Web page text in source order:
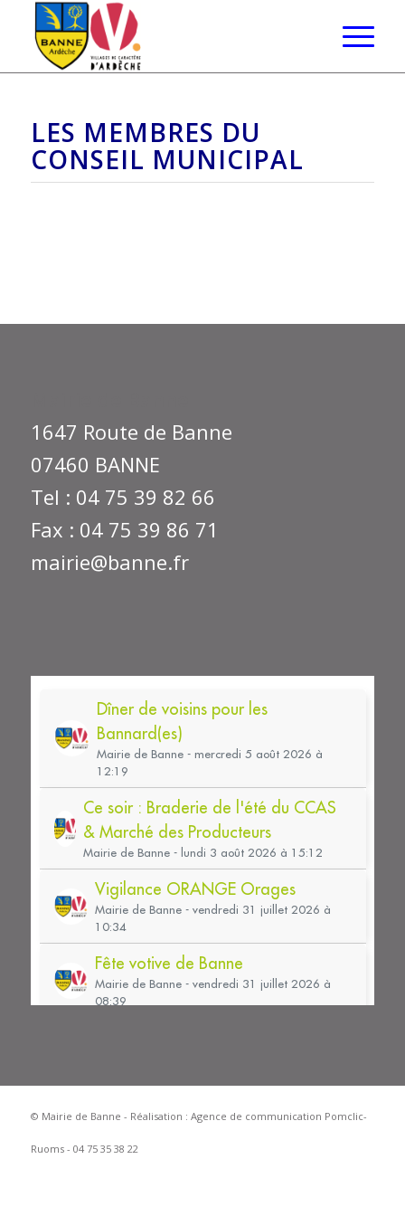
LES MEMBRES DU
CONSEIL MUNICIPAL
1647 Route de Banne
07460 BANNE
Tel : 04 75 39 82 66
Fax : 04 75 39 86 71
mairie@banne.fr
© Mairie de Banne - Réalisation : Agence de communication Pomclic-
Ruoms - 04 75 35 38 22